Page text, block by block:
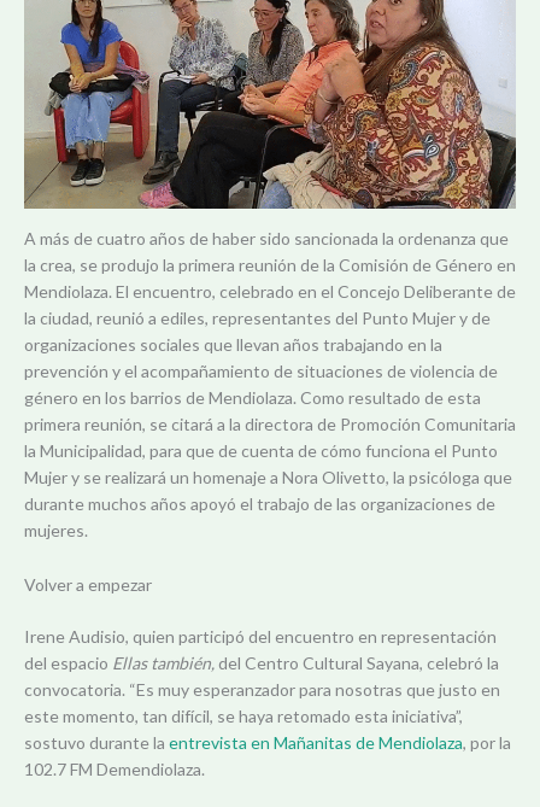
A más de cuatro años de haber sido sancionada la ordenanza que
la crea, se produjo la primera reunión de la Comisión de Género en
Mendiolaza. El encuentro, celebrado en el Concejo Deliberante de
la ciudad, reunió a ediles, representantes del Punto Mujer y de
organizaciones sociales que llevan años trabajando en la
prevención y el acompañamiento de situaciones de violencia de
género en los barrios de Mendiolaza. Como resultado de esta
primera reunión, se citará a la directora de Promoción Comunitaria
la Municipalidad, para que de cuenta de cómo funciona el Punto
Mujer y se realizará un homenaje a Nora Olivetto, la psicóloga que
durante muchos años apoyó el trabajo de las organizaciones de
mujeres.
Volver a empezar
Irene Audisio, quien participó del encuentro en representación
del espacio Ellas también,del Centro Cultural Sayana, celebró la
convocatoria. “Es muy esperanzador para nosotras que justo en
este momento, tan difícil, se haya retomado esta iniciativa”,
sostuvo durante la entrevista en Mañanitas de Mendiolaza, por la
102.7 FM Demendiolaza.